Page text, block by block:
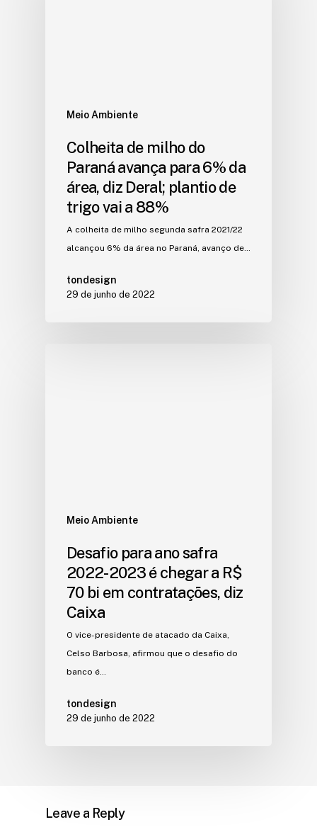
Meio Ambiente
Colheita de milho do
Paraná avança para 6% da
área, diz Deral; plantio de
trigo vai a 88%
A colheita de milho segunda safra 2021/22
alcançou 6% da área no Paraná, avanço de…
tondesign
29 de junho de 2022
Meio Ambiente
Desafio para ano safra
2022-2023 é chegar a R$
70 bi em contratações, diz
Caixa
O vice-presidente de atacado da Caixa,
Celso Barbosa, afirmou que o desafio do
banco é…
tondesign
29 de junho de 2022
Leave a Reply